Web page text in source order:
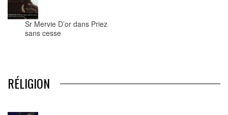
Sr Mervie D’or dans Priez
sans cesse
RÉLIGION